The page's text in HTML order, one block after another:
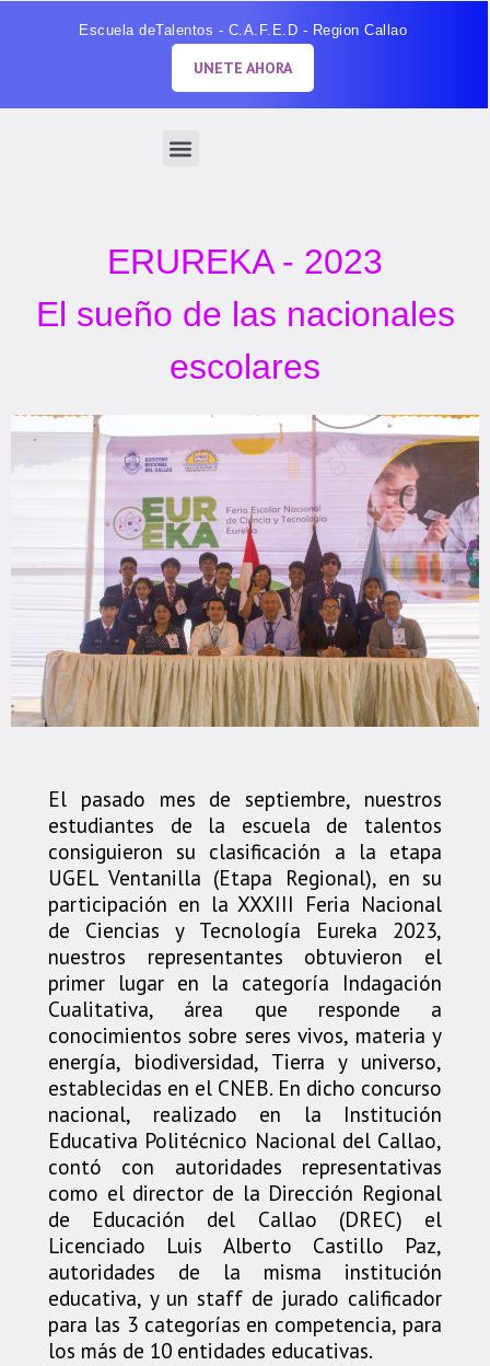
Escuela deTalentos - C.A.F.E.D - Region Callao
UNETE AHORA
ERUREKA - 2023
El sueño de las nacionales
escolares
El pasado mes de septiembre, nuestros
estudiantes de la escuela de talentos
consiguieron su clasificación a la etapa
UGEL Ventanilla (Etapa Regional), en su
participación en la XXXIII Feria Nacional
de Ciencias y Tecnología Eureka 2023,
nuestros representantes obtuvieron el
primer lugar en la categoría Indagación
Cualitativa, área que responde a
conocimientos sobre seres vivos, materia y
energía, biodiversidad, Tierra y universo,
establecidas en el CNEB. En dicho concurso
nacional, realizado en la Institución
Educativa Politécnico Nacional del Callao,
contó con autoridades representativas
como el director de la Dirección Regional
de Educación del Callao (DREC) el
Licenciado Luis Alberto Castillo Paz,
autoridades de la misma institución
educativa, y un staff de jurado calificador
para las 3 categorías en competencia, para
los más de 10 entidades educativas.